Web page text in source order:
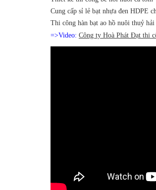
Cung cấp sỉ lẻ bạt nhựa đen HDPE
Thi công hàn bạt ao hồ nuôi thuỷ
=>Video: Công ty Hoà Phát Đạt thi